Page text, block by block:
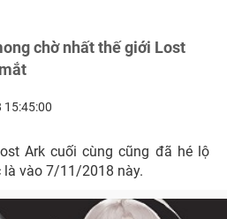
chờ nhất thế giới Lost
Ark cuối cùng cũng đã hé lộ
vào 7/11/2018 này.